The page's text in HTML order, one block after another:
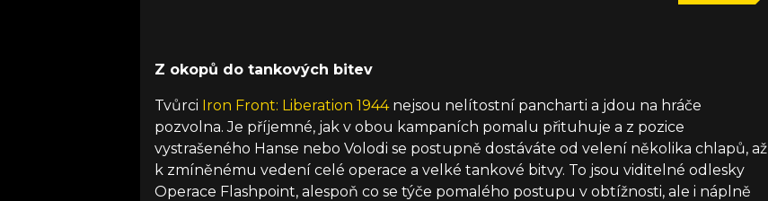
Z okopů do tankových bitev
Tvůrci Iron Front: Liberation 1944nejsou nelítostní pancharti a jdou na hráče
pozvolna. Je příjemné, jak v obou kampaních pomalu přituhuje a z pozice
vystrašeného Hanse nebo Volodi se postupně dostáváte od velení několika chlapů, až
k zmíněnému vedení celé operace a velké tankové bitvy. To jsou viditelné odlesky
Operace Flashpoint, alespoň co se týče pomalého postupu v obtížnosti, ale i náplně